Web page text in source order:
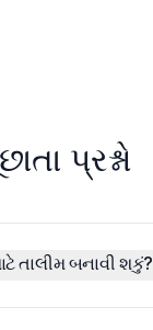
પ્રશ્નો
તાલીમ બનાવી શકું?